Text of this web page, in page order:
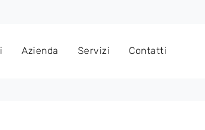
Azienda Servizi Contatti